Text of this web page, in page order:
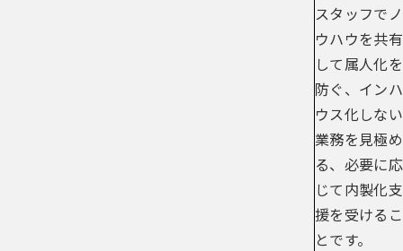
スタッフでノ
ウハウを共有
して属人化を
防ぐ、インハ
ウス化しない
業務を見極め
る、必要に応
じて内製化支
援を受けるこ
とです。